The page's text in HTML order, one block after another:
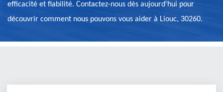
efficacité et fiabilité. Contactez-nous dès aujourd'hui pour
découvrir comment nous pouvons vous aider à Liouc, 30260.